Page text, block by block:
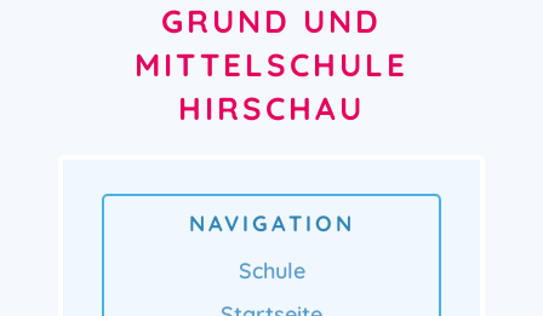
GRUND UND
MITTELSCHULE
HIRSCHAU
NAVIGATION
Schule